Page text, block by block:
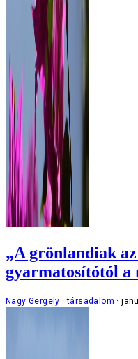
„A grönlandiak
gyarmatosítótól a
Nagy Gergely társadalom